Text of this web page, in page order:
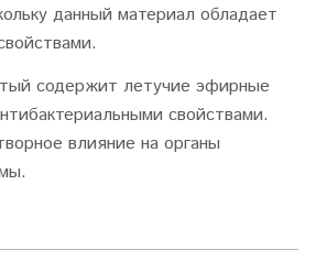
данный материал обладает
содержит летучие эфирные
свойствами.
влияние на органы